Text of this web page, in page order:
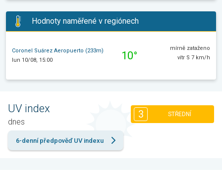
Hodnoty naměřené v regiónech
Coronel Suárez Aeropuerto (233m)
lun 10/08, 15:00
10°
mírně zataženo
vítr S 7 km/h
UV index
dnes
3 STŘEDNÍ
6-denní předpověď UV indexu